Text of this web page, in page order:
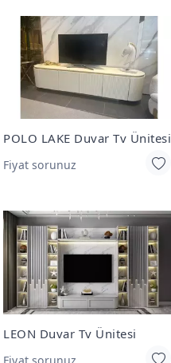
POLO LAKE Duvar Tv Ünitesi
Fiyat sorunuz
LEON Duvar Tv Ünitesi